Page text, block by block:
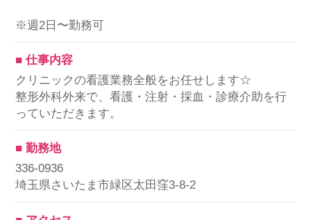
※週2日〜勤務可
■ 仕事内容
クリニックの看護業務全般をお任せします☆
整形外科外来で、看護・注射・採血・診療介助を行
っていただきます。
■ 勤務地
336-0936
埼玉県さいたま市緑区太田窪3-8-2